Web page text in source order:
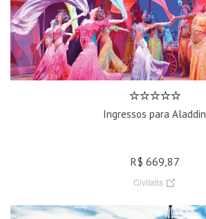
Ingressos para Aladdin
R$ 669,87
Civitatis